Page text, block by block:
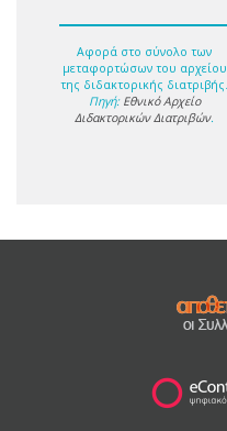
Αφορά στο σύνολο των
μεταφορτώσων του αρχείου
της διδακτορικής διατριβής.
Πηγή: Εθνικό Αρχείο
Διδακτορικών Διατριβών.